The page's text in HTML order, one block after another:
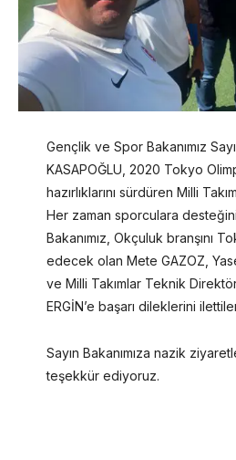
Gençlik ve Spor Bakanımız
KASAPOĞLU, 2020 Tokyo
hazırlıklarını sürdüren Milli
Her zaman sporculara
Bakanımız, Okçuluk branşını
edecek olan Mete GAZOZ,
ve Milli Takımlar Teknik
ERGİN’e başarı dileklerini
Sayın Bakanımıza nazik
teşekkür ediyoruz.